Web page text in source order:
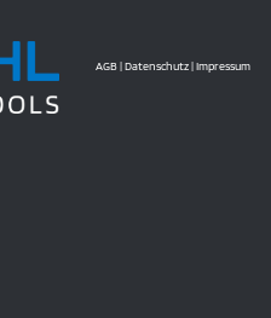
AGB|Datenschutz|Impressum